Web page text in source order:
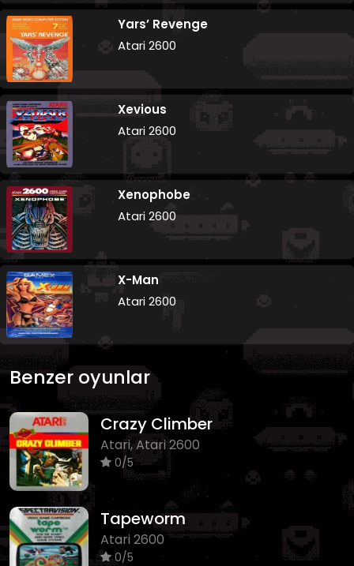
Yars’ Revenge
Atari 2600
Xevious
Atari 2600
Xenophobe
Atari 2600
X-Man
Atari 2600
Benzer oyunlar
Crazy Climber
Atari, Atari 2600
0/5
Tapeworm
Atari 2600
0/5